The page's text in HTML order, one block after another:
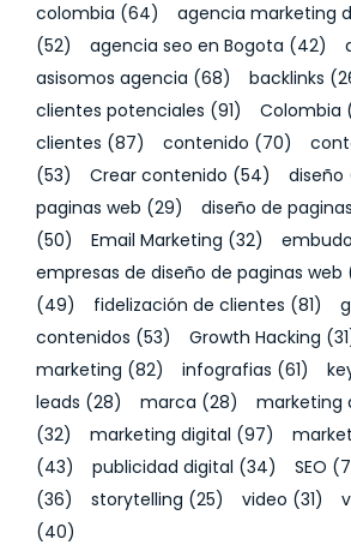
colombia (64)
agencia marketing
(52)
agencia seo en Bogota (42)
asisomos agencia (68) backlinks
clientes potenciales (91) Colombia
clientes (87) contenido (70)
(53)
Crear contenido (54) diseño
paginas web (29)
diseño de
(50)
Email Marketing (32)
empresas de diseño de paginas web
(49)
fidelización de clientes (81)
contenidos (53) Growth Hacking
marketing (82) infografias (61)
leads (28) marca (28)
marketing
(32)
marketing digital (97)
(43)
publicidad digital (34) SEO
(36)
storytelling (25) video (31)
(40)